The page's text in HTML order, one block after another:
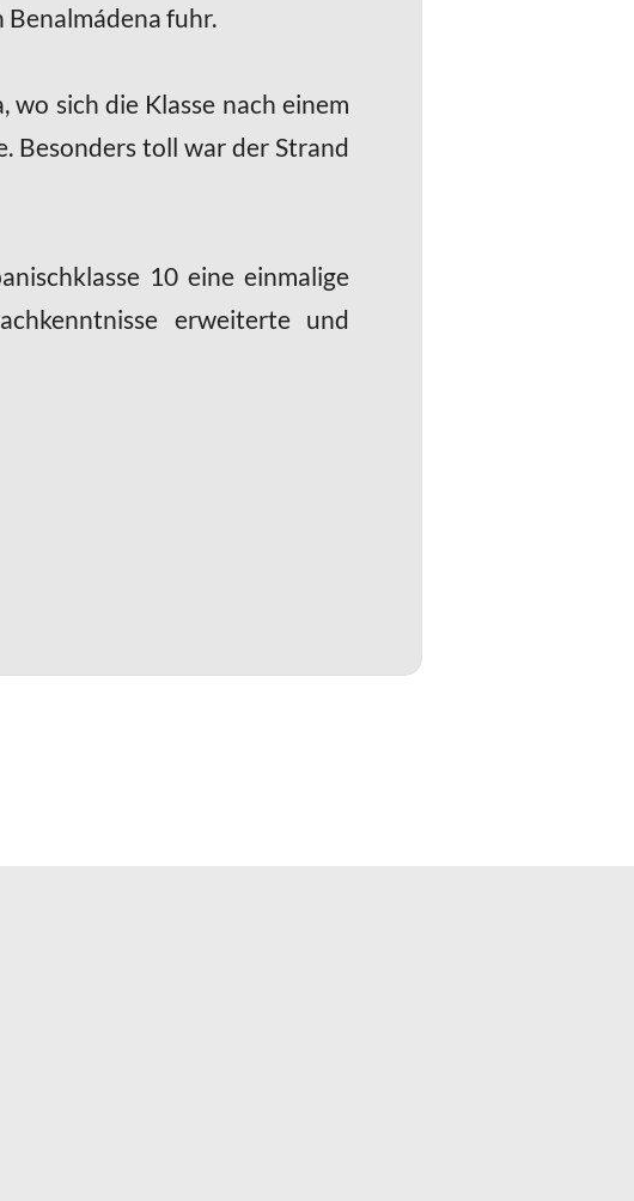
Benalmádena fuhr.
wo sich die Klasse nach einem
Besonders toll war der Strand
10 eine einmalige
erweiterte und